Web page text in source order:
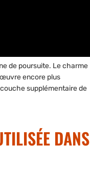
de poursuite. Le charme
encore plus
supplémentaire de
DANS